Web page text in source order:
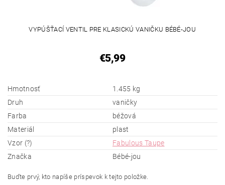
VYPÚŠŤACÍ VENTIL PRE KLASICKÚ VANIČKU BÉBÉ-JOU
€5,99
Hmotnosť
1.455 kg
Druh
vaničky
Farba
béžová
Materiál
plast
Vzor (?)
Fabulous Taupe
Značka
Bébé-jou
Buďte prvý, kto napíše príspevok k tejto položke.